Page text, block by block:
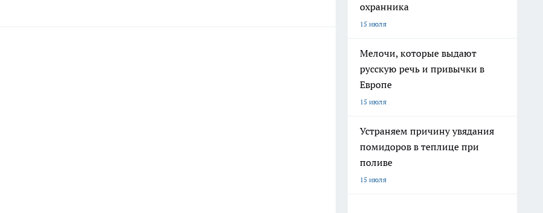
охранника
15 июля
Мелочи, которые выдают
русскую речь и привычки в
Европе
15 июля
Устраняем причину увядания
помидоров в теплице при
поливе
15 июля